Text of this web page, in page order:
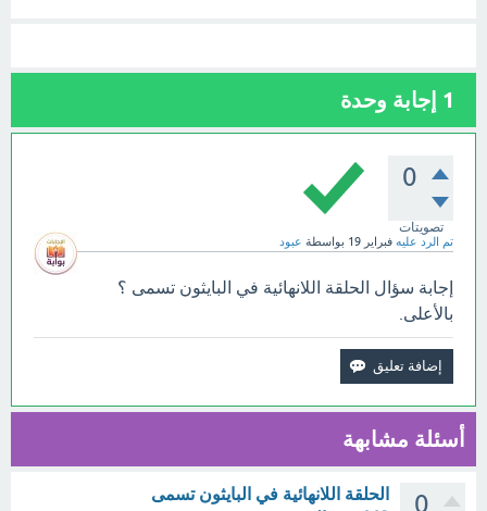
1 إجابة وحدة
0
تصويتات
تم الرد عليه فبراير 19 بواسطة عبود
إجابة سؤال الحلقة اللانهائية في البايثون تسمى ؟
بالأعلى.
أسئلة مشابهة
0
الحلقة اللانهائية في البايثون تسمى